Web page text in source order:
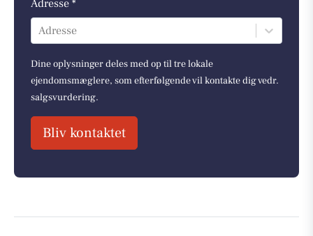
Adresse *
Adresse
Dine oplysninger deles med op til tre lokale
ejendomsmæglere, som efterfølgende vil kontakte dig vedr.
salgsvurdering.
Bliv kontaktet